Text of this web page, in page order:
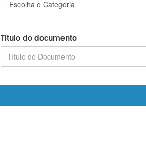
Título do documento